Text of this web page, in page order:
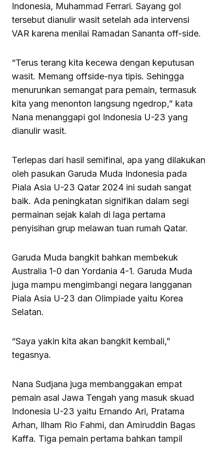
Indonesia, Muhammad Ferrari. Sayang gol
tersebut dianulir wasit setelah ada intervensi
VAR karena menilai Ramadan Sananta off-side.
“Terus terang kita kecewa dengan keputusan
wasit. Memang offside-nya tipis. Sehingga
menurunkan semangat para pemain, termasuk
kita yang menonton langsung ngedrop,” kata
Nana menanggapi gol Indonesia U-23 yang
dianulir wasit.
Terlepas dari hasil semifinal, apa yang dilakukan
oleh pasukan Garuda Muda Indonesia pada
Piala Asia U-23 Qatar 2024 ini sudah sangat
baik. Ada peningkatan signifikan dalam segi
permainan sejak kalah di laga pertama
penyisihan grup melawan tuan rumah Qatar.
Garuda Muda bangkit bahkan membekuk
Australia 1-0 dan Yordania 4-1. Garuda Muda
juga mampu mengimbangi negara langganan
Piala Asia U-23 dan Olimpiade yaitu Korea
Selatan.
“Saya yakin kita akan bangkit kembali,”
tegasnya.
Nana Sudjana juga membanggakan empat
pemain asal Jawa Tengah yang masuk skuad
Indonesia U-23 yaitu Ernando Ari, Pratama
Arhan, Ilham Rio Fahmi, dan Amiruddin Bagas
Kaffa. Tiga pemain pertama bahkan tampil